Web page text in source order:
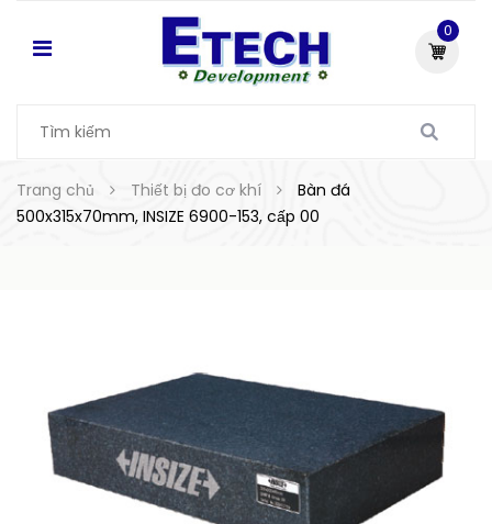
0
Trang chủ Thiết bị đo cơ khí
Bàn đá
500x315x70mm, INSIZE 6900-153, cấp 00